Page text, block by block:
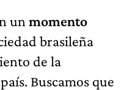
un momento
brasileña
de la
Buscamos que